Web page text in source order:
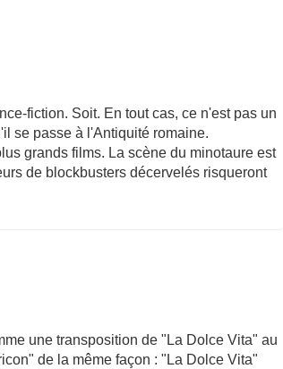
fiction. Soit. En tout cas, ce n'est pas un
se passe à l'Antiquité romaine.
grands films. La scène du minotaure est
de blockbusters décervelés risqueront
une transposition de "La Dolce Vita" au
de la même façon : "La Dolce Vita"